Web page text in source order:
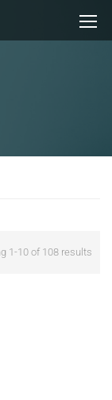
1-10 of 108 results